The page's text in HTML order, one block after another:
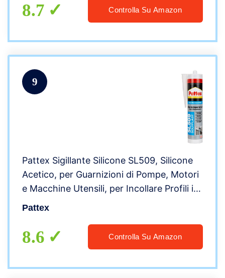
8.7 Controlla Su Amazon
9
Pattex Sigillante Silicone SL509, Silicone
Acetico, per Guarnizioni di Pompe, Motori
e Macchine Utensili, per Incollare Profili in
Acciaio, Resiste fino a 300°C, Cartuccia
Pattex
8.6 Controlla Su Amazon